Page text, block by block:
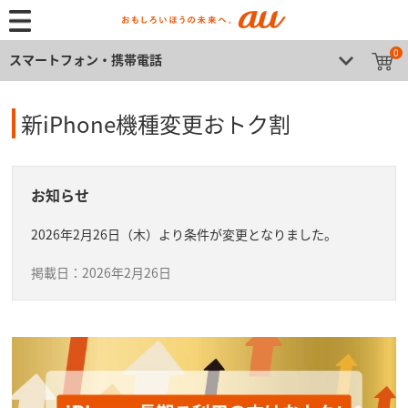
スマートフォン・携帯電話 0
新iPhone機種変更おトク割
お知らせ
2026年2月26日（木）より条件が変更となりました。
掲載日：2026年2月26日